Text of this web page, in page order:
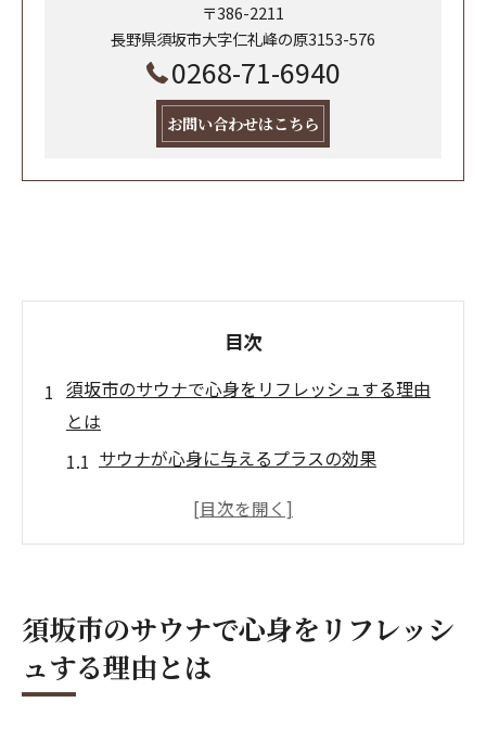
〒386-2211
長野県須坂市大字仁礼峰の原3153-576
0268-71-6940
お問い合わせはこちら
目次
須坂市のサウナで心身をリフレッシュする理由
とは
サウナが心身に与えるプラスの効果
須坂市のサウナで得られるストレス解消法
サウナで新たな自分を発見する
美しい自然に囲まれた須坂市で体験するサウナ
須坂市のサウナで心身をリフレッシ
ュする理由とは